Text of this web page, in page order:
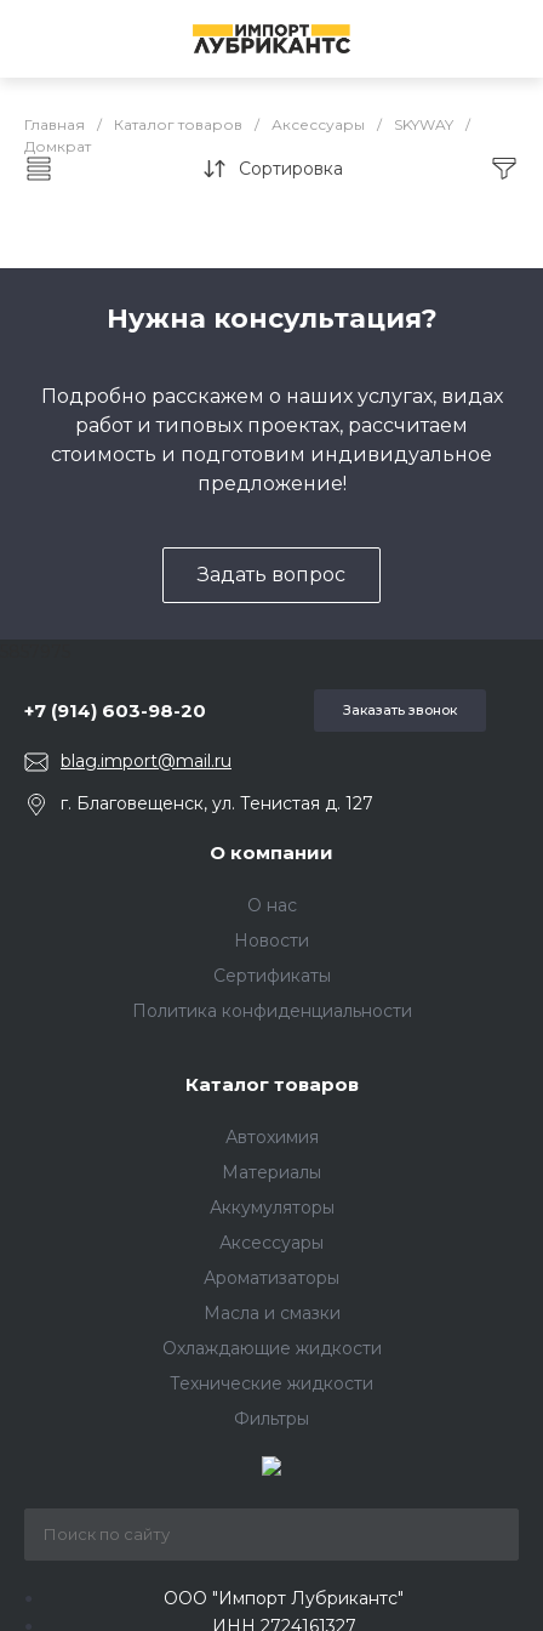
Главная / Каталог товаров / Аксессуары / SKYWAY
/
Домкрат
Домкрат
Сортировка
Нужна консультация?
Подробно расскажем о наших услугах, видах
работ и типовых проектах, рассчитаем
стоимость и подготовим индивидуальное
предложение!
Задать вопрос
+7 (914) 603-98-20 Заказать звонок
blag.import@mail.ru
г. Благовещенск, ул. Тенистая д. 127
О компании
О нас
Новости
Сертификаты
Политика конфиденциальности
Каталог товаров
Автохимия
Материалы
Аккумуляторы
Аксессуары
Ароматизаторы
Масла и смазки
Охлаждающие жидкости
Технические жидкости
Фильтры
ООО "Импорт Лубрикантс"
ИНН 2724161327